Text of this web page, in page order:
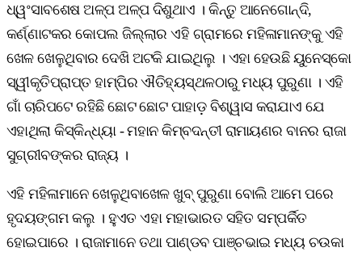
ଧ୍ୱଂସାବଶେଷ ଅଳ୍ପ ଅଳ୍ପ ଦିଶୁଥାଏ । କିନ୍ତୁ ଆନେଗୋନ୍ଦି,
କର୍ଣ୍ଣାଟକର କୋପଲ ଜିଲ୍ଲାର ଏହି ଗ୍ରାମରେ ମହିଳାମାନଙ୍କୁ ଏହି
ଖେଳ ଖେଳୁଥିବାର ଦେଖି ଅଟକି ଯାଇଥିଲୁ । ଏହା ହେଉଛି ୟୁନେସ୍କୋ
ସ୍ୱୀକୃତିପ୍ରାପ୍ତ ହାମ୍ପିର ଐତିହ୍ୟସ୍ଥଳଠାରୁ ମଧ୍ୟ ପୁରୁଣା । ଏହି
ଗାଁ ଚାରିପଟେ ରହିଛି ଛୋଟ ଛୋଟ ପାହାଡ଼ ବିଶ୍ୱାସ କରାଯାଏ ଯେ
ଏହାଥିଲା କିସ୍କିନ୍ଧ୍ୟା - ମହାନ କିମ୍ବଦନ୍ତୀ ରାମାୟଣର ବାନର ରାଜା
ସୁଗ୍ରୀବଙ୍କର ରାଜ୍ୟ ।
ଏହି ମହିଳାମାନେ ଖେଳୁଥିବାଖେଳ ଖୁବ୍ ପୁରୁଣା ବୋଲି ଆମେ ପରେ
ହୃଦୟଙ୍ଗମ କଲୁ । ହୁଏତ ଏହା ମହାଭାରତ ସହିତ ସମ୍ପର୍କିତ
ହୋଇପାରେ । ରାଜାମାନେ ତଥା ପାଣ୍ଡବ ପାଞ୍ଚଭାଇ ମଧ୍ୟ ଚଉକା